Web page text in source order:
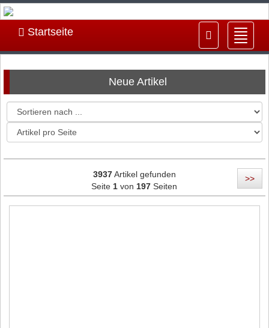
ein-/
Startseite
Neue Artikel
3937Artikel gefunden
Seite 1 von 197 Seiten
>>